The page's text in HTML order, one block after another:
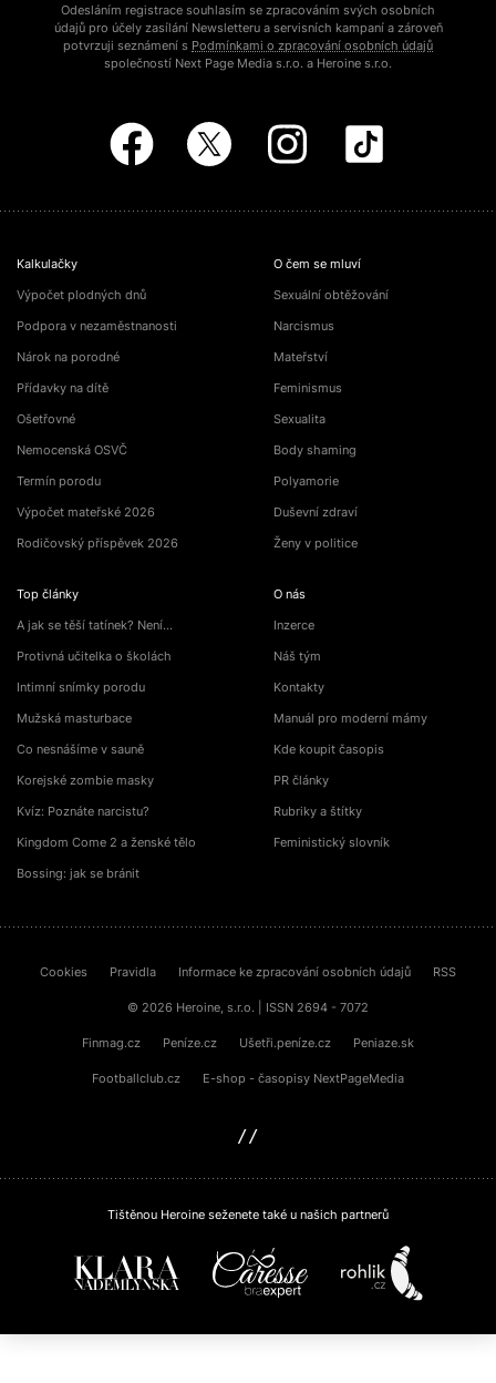
Odesláním registrace souhlasím se zpracováním svých osobních
údajů pro účely zasílání Newsletteru a servisních kampaní a zároveň
potvrzuji seznámení s Podmínkami o zpracování osobních údajů
společností Next Page Media s.r.o. a Heroine s.r.o.
Kalkulačky
Výpočet plodných dnů
Podpora v nezaměstnanosti
Nárok na porodné
Přídavky na dítě
Ošetřovné
Nemocenská OSVČ
Termín porodu
Výpočet mateřské 2026
Rodičovský příspěvek 2026
Top články
A jak se těší tatínek? Není…
Protivná učitelka o školách
Intimní snímky porodu
Mužská masturbace
Co nesnášíme v sauně
Korejské zombie masky
Kvíz: Poznáte narcistu?
Kingdom Come 2 a ženské tělo
Bossing: jak se bránit
O čem se mluví
Sexuální obtěžování
Narcismus
Mateřství
Feminismus
Sexualita
Body shaming
Polyamorie
Duševní zdraví
Ženy v politice
O nás
Inzerce
Náš tým
Kontakty
Manuál pro moderní mámy
Kde koupit časopis
PR články
Rubriky a štítky
Feministický slovník
Cookies Pravidla Informace ke zpracování osobních údajů RSS
© 2026 Heroine, s.r.o. | ISSN 2694 - 7072
Finmag.cz Peníze.cz Ušetři.peníze.cz Peniaze.sk
Footballclub.cz E-shop - časopisy NextPageMedia
Tištěnou Heroine seženete také u našich partnerů